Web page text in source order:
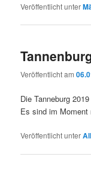
Veröffentlicht unter
Veröffentlicht am
Die Tanneburg
Es sind im Moment
Veröffentlicht unter